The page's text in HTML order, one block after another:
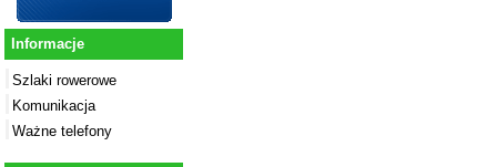
Informacje
Szlaki rowerowe
Komunikacja
Ważne telefony